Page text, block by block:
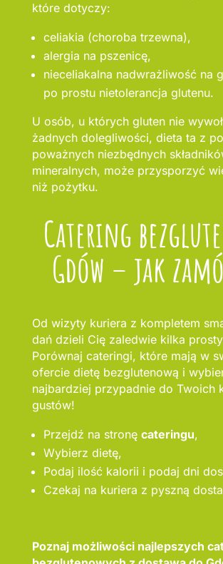
które dotyczy:
celiakia (choroba trzewna),
alergia na pszenicę,
nieceliakalna nadwrażliwość na
po prostu nietolerancja glutenu.
U osób, u których gluten nie
żadnych dolegliwości, dieta ta z
poważnych niezbędnych
mineralnych, może przysporzyć
niż pożytku.
Catering
Gdów – jak
Od wizyty kuriera z kompletem
dań dzieli Cię zaledwie kilka
Porównaj cateringi, które mają w
ofercie dietę bezglutenową i
najbardziej przypadnie do Twoich
gustów!
Przejdź na stronę cateringu,
Wybierz dietę,
Podaj ilość kalorii i podaj dni
Czekaj na kuriera z pyszną
Poznaj możliwości najlepszych